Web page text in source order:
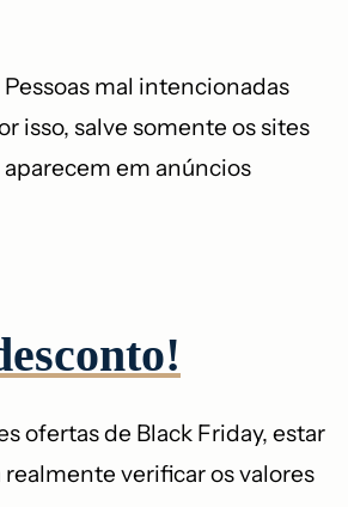
mal intencionadas
isso, salve somente os sites
em anúncios
ofertas de Black Friday, estar
verificar os valores